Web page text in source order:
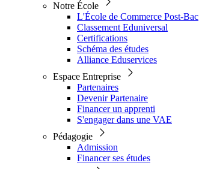
Notre École
L'École de Commerce Post-Bac
Classement Eduniversal
Certifications
Schéma des études
Alliance Eduservices
Espace Entreprise
Partenaires
Devenir Partenaire
Financer un apprenti
S'engager dans une VAE
Pédagogie
Admission
Financer ses études